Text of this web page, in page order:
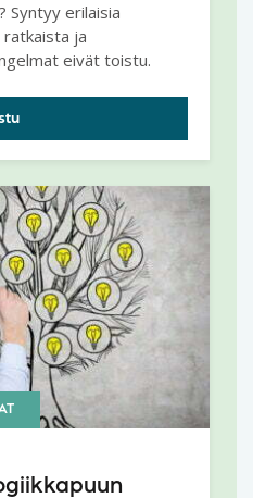
Syntyy erilaisia
ja
eivät toistu.